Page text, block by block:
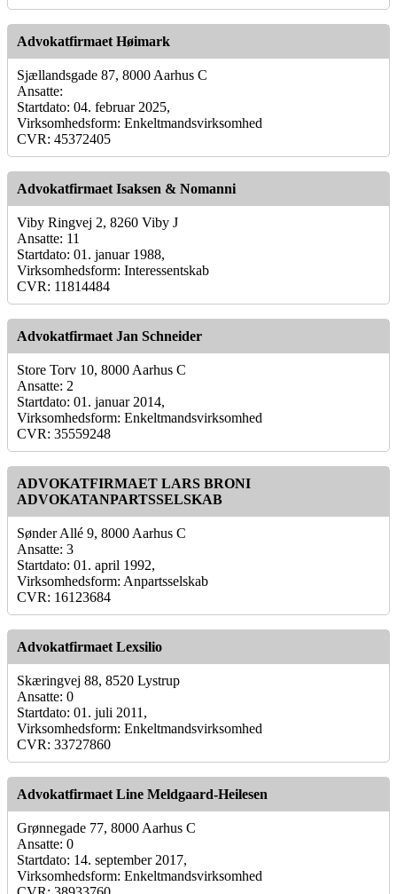
Advokatfirmaet Høimark
Sjællandsgade 87, 8000 Aarhus C
Ansatte:
Startdato: 04. februar 2025,
Virksomhedsform: Enkeltmandsvirksomhed
CVR: 45372405
Advokatfirmaet Isaksen & Nomanni
Viby Ringvej 2, 8260 Viby J
Ansatte: 11
Startdato: 01. januar 1988,
Virksomhedsform: Interessentskab
CVR: 11814484
Advokatfirmaet Jan Schneider
Store Torv 10, 8000 Aarhus C
Ansatte: 2
Startdato: 01. januar 2014,
Virksomhedsform: Enkeltmandsvirksomhed
CVR: 35559248
ADVOKATFIRMAET LARS BRONI
ADVOKATANPARTSSELSKAB
Sønder Allé 9, 8000 Aarhus C
Ansatte: 3
Startdato: 01. april 1992,
Virksomhedsform: Anpartsselskab
CVR: 16123684
Advokatfirmaet Lexsilio
Skæringvej 88, 8520 Lystrup
Ansatte: 0
Startdato: 01. juli 2011,
Virksomhedsform: Enkeltmandsvirksomhed
CVR: 33727860
Advokatfirmaet Line Meldgaard-Heilesen
Grønnegade 77, 8000 Aarhus C
Ansatte: 0
Startdato: 14. september 2017,
Virksomhedsform: Enkeltmandsvirksomhed